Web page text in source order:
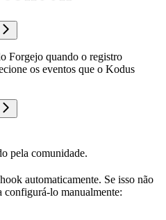
Forgejo quando o registro
os eventos que o Kodus
pela comunidade.
automaticamente. Se isso não
configurá-lo manualmente: